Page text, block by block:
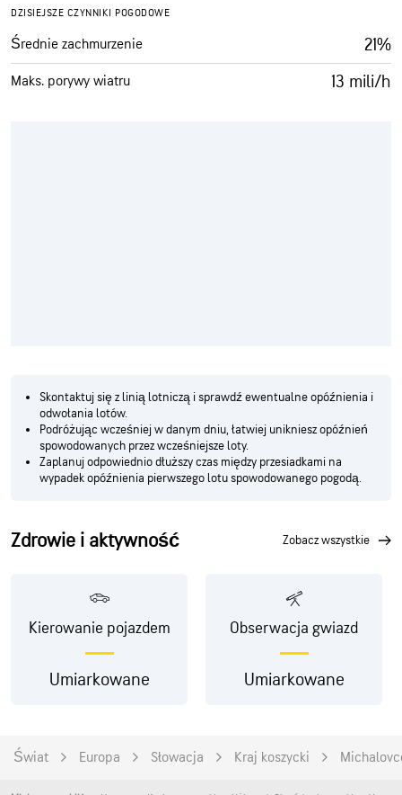
DZISIEJSZE CZYNNIKI POGODOWE
Średnie zachmurzenie 21%
Maks. porywy wiatru 13 mili/h
Skontaktuj się z linią lotniczą i sprawdź ewentualne opóźnienia i
odwołania lotów.
Podróżując wcześniej w danym dniu, łatwiej unikniesz opóźnień
spowodowanych przez wcześniejsze loty.
Zaplanuj odpowiednio dłuższy czas między przesiadkami na
wypadek opóźnienia pierwszego lotu spowodowanego pogodą.
Zdrowie i aktywność zobacz wszystkie
Kierowanie pojazdem
Umiarkowane
Obserwacja gwiazd
Umiarkowane
Świat Europa Słowacja Kraj koszycki